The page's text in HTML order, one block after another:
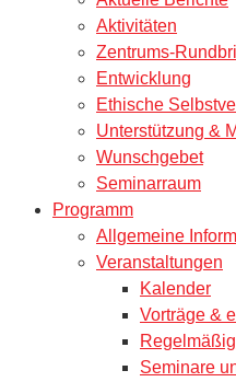
Aktivitäten
Zentrums-
Entwicklung
Ethische
Unterstützung &
Wunschgebet
Seminarraum
Programm
Allgemeine
Veranstaltungen
Kalender
Vorträge &
Seminare